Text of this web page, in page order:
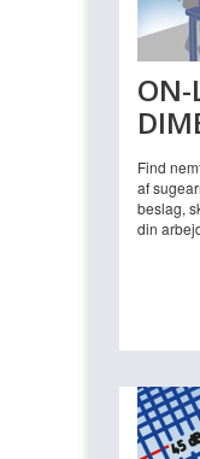
ON-
Find
af
beslag,
din